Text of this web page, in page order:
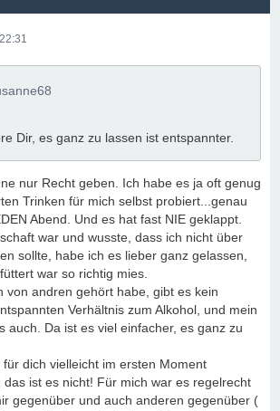
Dir, es ganz zu lassen ist entspannter.
nur Recht geben. Ich habe es ja oft genug
Trinken für mich selbst probiert...genau
Abend. Und es hat fast NIE geklappt.
war und wusste, dass ich nicht über
sollte, habe ich es lieber ganz gelassen,
war so richtig mies.
von andren gehört habe, gibt es kein
Verhältnis zum Alkohol, und mein
auch. Da ist es viel einfacher, es ganz zu
dich vielleicht im ersten Moment
ist es nicht! Für mich war es regelrecht
gegenüber und auch anderen gegenüber (